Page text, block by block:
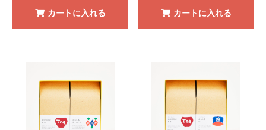
カートに入れる カートに入れる